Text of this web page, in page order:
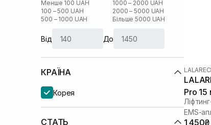
Менше 100 UAH
100 – 500 UAH
500 – 1000 UAH
1000 – 2000 UAH
2000 – 5000 UAH
Більше 5000 UAH
Від До
КРАЇНА
Корея
СТАТЬ
Pro 15
EMS-
1 450₴